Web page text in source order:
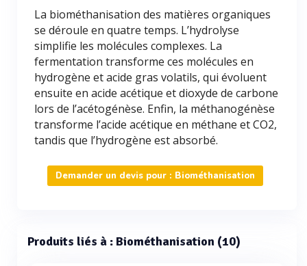
La biométhanisation des matières organiques
se déroule en quatre temps. L’hydrolyse
simplifie les molécules complexes. La
fermentation transforme ces molécules en
hydrogène et acide gras volatils, qui évoluent
ensuite en acide acétique et dioxyde de carbone
lors de l’acétogénèse. Enfin, la méthanogénèse
transforme l’acide acétique en méthane et CO2,
tandis que l’hydrogène est absorbé.
Demander un devis pour : Biométhanisation
Produits liés à : Biométhanisation (10)